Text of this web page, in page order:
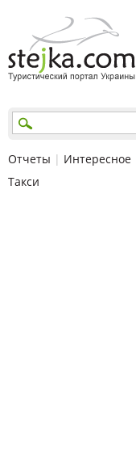
Отчеты | Интересное
Такси